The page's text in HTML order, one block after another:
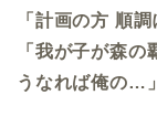
「計画の方 順
「我が子が森
うなれば俺の…」